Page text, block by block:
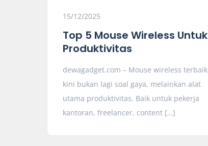
15/12/2025
Top 5 Mouse Wireless Untuk
Produktivitas
dewagadget.com – Mouse wireless terbaik
kini bukan lagi soal gaya, melainkan alat
utama produktivitas. Baik untuk pekerja
kantoran, freelancer, content […]